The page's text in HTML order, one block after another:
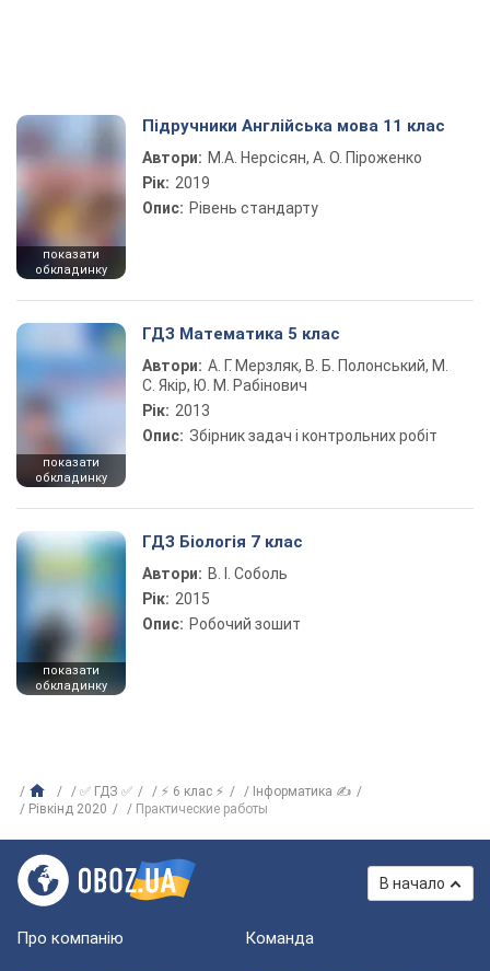
показати
обкладинку
Підручники Англійська мова 11 клас
Автори: М.А. Нерсісян, А. О. Піроженко
Рік: 2019
Опис: Рівень стандарту
показати
обкладинку
ГДЗ Математика 5 клас
Автори: А. Г. Мерзляк, В. Б. Полонський, М.
С. Якір, Ю. М. Рабінович
Рік: 2013
Опис: Збірник задач і контрольних робіт
показати
обкладинку
ГДЗ Біологія 7 клас
Автори: В. І. Соболь
Рік: 2015
Опис: Робочий зошит
✅ ГДЗ ✅ ⚡ 6 клас ⚡
Інформатика ✍
Рівкінд 2020
Практические работы
В начало
Про компанію Команда